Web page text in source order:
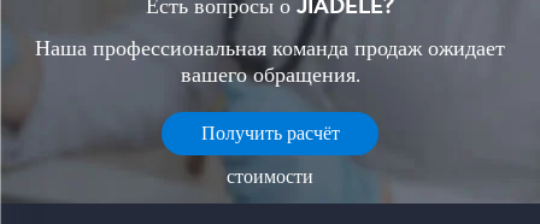
Есть вопросы о JIADELE?
Наша профессиональная команда продаж ожидает
вашего обращения.
Получить расчёт
стоимости